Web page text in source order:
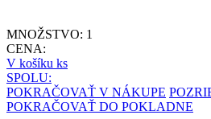
MNOŽSTVO: 1
CENA:
V košíku ks
SPOLU:
POKRAČOVAŤ V NÁKUPE
POKRAČOVAŤ DO POKLADNE